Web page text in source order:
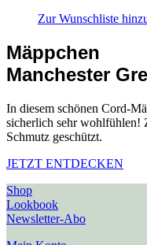
Zur Wunschliste
Mäppchen
Manchester
In diesem schönen Cord-
sicherlich sehr wohlfühlen!
Schmutz geschützt.
JETZT ENTDECKEN
Shop
Lookbook
Newsletter-Abo